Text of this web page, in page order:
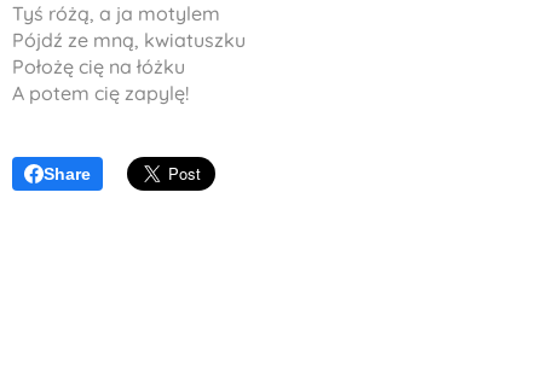
Tyś różą, a ja motylem
Pójdź ze mną, kwiatuszku
Położę cię na łóżku
A potem cię zapylę!
Share